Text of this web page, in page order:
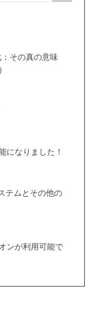
その真の意味
になりました！
テムとその他の
ンが利用可能で